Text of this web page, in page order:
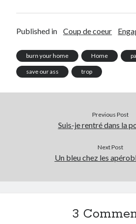
Published in Coup de coeur
burn your home Home
save our ass trop
Previous Post
Suis-je rentré dans la
Next Post
Un bleu chez les
3